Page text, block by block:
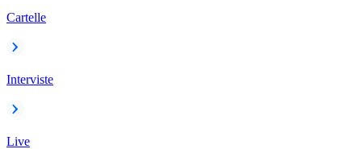
Cartelle
Interviste
Live